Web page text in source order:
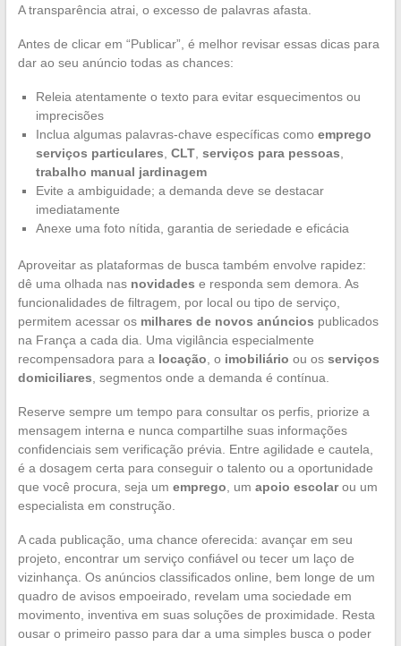
A transparência atrai, o excesso de palavras afasta.
Antes de clicar em “Publicar”, é melhor revisar essas dicas para
dar ao seu anúncio todas as chances:
Releia atentamente o texto para evitar esquecimentos ou
imprecisões
Inclua algumas palavras-chave específicas como emprego
serviços particulares CLT, serviços para pessoas
trabalho manual jardinagem
Evite a ambiguidade; a demanda deve se destacar
imediatamente
Anexe uma foto nítida, garantia de seriedade e eficácia
Aproveitar as plataformas de busca também envolve rapidez:
dê uma olhada nas novidades e responda sem demora. As
funcionalidades de filtragem, por local ou tipo de serviço,
permitem acessar os milhares de novos anúncios publicados
na França a cada dia. Uma vigilância especialmente
recompensadora para a locação , o imobiliário ou os serviços
domiciliares , segmentos onde a demanda é contínua.
Reserve sempre um tempo para consultar os perfis, priorize a
mensagem interna e nunca compartilhe suas informações
confidenciais sem verificação prévia. Entre agilidade e cautela,
é a dosagem certa para conseguir o talento ou a oportunidade
que você procura, seja um emprego , um apoio escolarou um
especialista em construção.
A cada publicação, uma chance oferecida: avançar em seu
projeto, encontrar um serviço confiável ou tecer um laço de
vizinhança. Os anúncios classificados online, bem longe de um
quadro de avisos empoeirado, revelam uma sociedade em
movimento, inventiva em suas soluções de proximidade. Resta
ousar o primeiro passo para dar a uma simples busca o poder